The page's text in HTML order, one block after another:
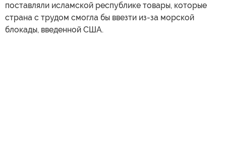
поставляли исламской республике товары, которые
страна с трудом смогла бы ввезти из-за морской
блокады, введенной США.